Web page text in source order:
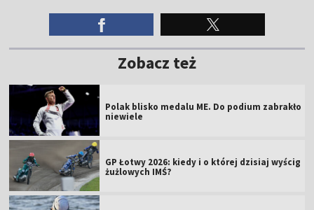
Zobacz też
Polak blisko medalu ME. Do podium zabrakło
niewiele
GP Łotwy 2026: kiedy i o której dzisiaj wyścig
żużlowych IMŚ?